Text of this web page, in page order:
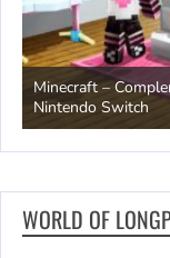
Minecraft –
Nintendo Switch
WORLD OF